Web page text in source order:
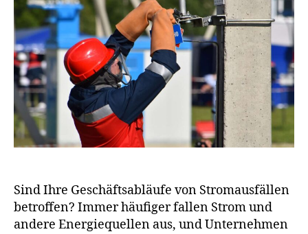
Sind Ihre Geschäftsabläufe von Stromausfällen
betroffen? Immer häufiger fallen Strom und
andere Energiequellen aus, und Unternehmen